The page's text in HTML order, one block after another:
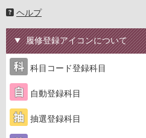
ヘルプ
履修登録アイコンについて
科目コード登録科目
自動登録科目
抽選登録科目